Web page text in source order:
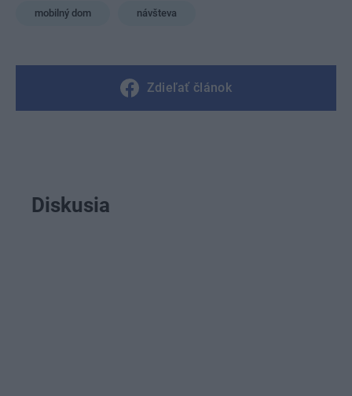
mobilný dom návšteva
Zdieľať článok
Diskusia